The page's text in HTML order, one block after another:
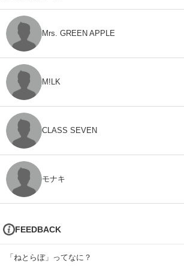
Mrs. GREEN APPLE
M!LK
CLASS SEVEN
モナキ
FEEDBACK
「ねとらぼ」ってなに？